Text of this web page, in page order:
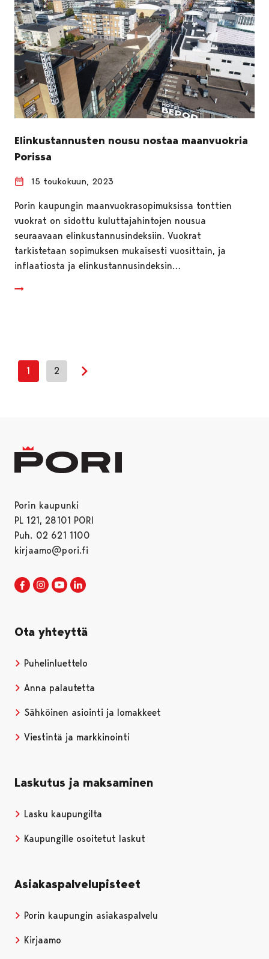
Elinkustannusten nousu nostaa maanvuokria
Porissa
15 toukokuun, 2023
Porin kaupungin maanvuokrasopimuksissa tonttien
vuokrat on sidottu kuluttajahintojen nousua
seuraavaan elinkustannusindeksiin. Vuokrat
tarkistetaan sopimuksen mukaisesti vuosittain, ja
inflaatiosta ja elinkustannusindeksin…
1 2
Porin kaupunki
PL 121, 28101 PORI
Puh. 02 621 1100
kirjaamo@pori.fi
Porin kaupunki Facebookissa
Avautuu uudessa välilehdessä
Porin kaupunki Instagramissa
Avautuu uudessa välilehdessä
Porin kaupunki Youtubessa
Avautuu uudessa välilehdessä
Ota yhteyttä
Puhelinluettelo
Anna palautetta
Sähköinen asiointi ja lomakkeet
Viestintä ja markkinointi
Laskutus ja maksaminen
Lasku kaupungilta
Kaupungille osoitetut laskut
Asiakaspalvelupisteet
Porin kaupungin asiakaspalvelu
Kirjaamo